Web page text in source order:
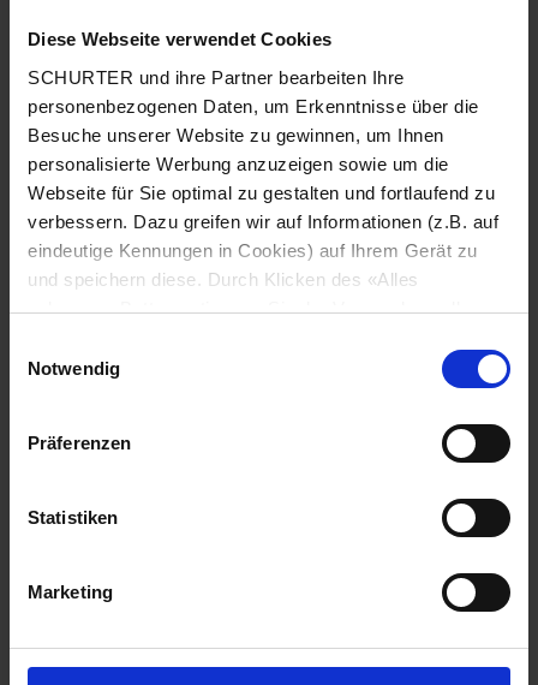
Diese Webseite verwendet Cookies
SCHURTER und ihre Partner bearbeiten Ihre
personenbezogenen Daten, um Erkenntnisse über die
Besuche unserer Website zu gewinnen, um Ihnen
personalisierte Werbung anzuzeigen sowie um die
Webseite für Sie optimal zu gestalten und fortlaufend zu
verbessern. Dazu greifen wir auf Informationen (z.B. auf
eindeutige Kennungen in Cookies) auf Ihrem Gerät zu
und speichern diese. Durch Klicken des «Alles
zulassen»-Buttons stimmen Sie der Verwendung aller
zu. Sie können Ihre Einstellungen jederzeit ändern, indem
Sie auf «Cookie-Einstellungen verwalten» am Seitenende
klicken. Ihre Einstellungen werden unseren Partnern
gemeldet und haben keinen Einfluss auf die
unsererDatenschutzerklärung
Notwendig
Präferenzen
Statistiken
Marketing
Schaltspannung min. 50 mVDC, max. 24 VDC
Schaltstrom max. 80 mA
0.36 W
Lebensdauer
1 Mio. Betätigungen bei
Durchgangswiderstand < 50 mΩ, < 150 mΩ nach Lebensdauer
Isolationswiderstand